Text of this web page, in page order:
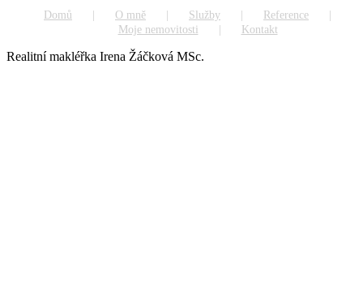
Domů O mně Služby
Reference
Moje nemovitosti
Kontakt
Realitní makléřka Irena Žáčková MSc.